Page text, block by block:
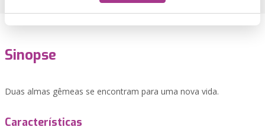
Sinopse
Duas almas gêmeas se encontram para uma nova vida.
Características